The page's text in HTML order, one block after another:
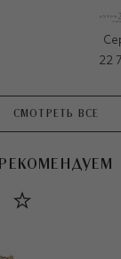
22
СМОТРЕТЬ ВСЕ
РЕКОМЕНДУЕМ